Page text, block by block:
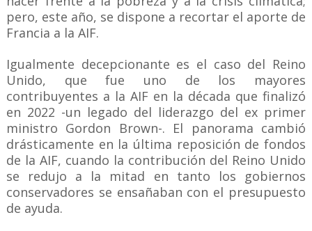
pero, este año, se dispone a recortar el aporte de
Francia a la AIF.
Igualmente decepcionante es el caso del Reino
Unido, que fue uno de los mayores
contribuyentes a la AIF en la década que finalizó
en 2022 -un legado del liderazgo del ex primer
ministro Gordon Brown-. El panorama cambió
drásticamente en la última reposición de fondos
de la AIF, cuando la contribución del Reino Unido
se redujo a la mitad en tanto los gobiernos
conservadores se ensañaban con el presupuesto
de ayuda.